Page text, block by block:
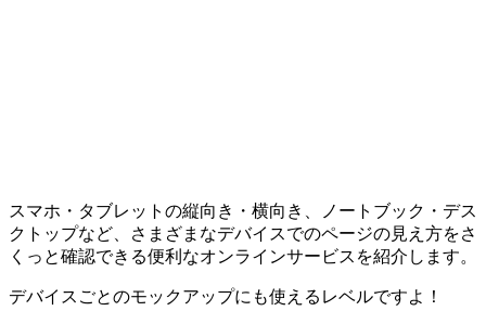
スマホ・タブレットの縦向き・横向き、ノートブック・デス
クトップなど、さまざまなデバイスでのページの見え方をさ
くっと確認できる便利なオンラインサービスを紹介します。
デバイスごとのモックアップにも使えるレベルですよ！